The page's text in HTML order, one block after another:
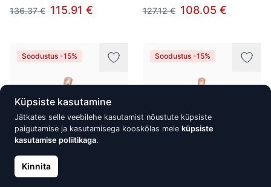
136.37 € 115.91 €
127.12 € 108.05 €
Soodustus -15%
Kuldripats, Punane Kuld 585°,
Soodustus -15%
Küpsiste kasutamine
Jätkates selle veebilehe kasutamist nõustute küpsiste
paigutamise ja kasutamisega kooskõlas meie küpsiste
kasutamise poliitikaga.
Kinnita